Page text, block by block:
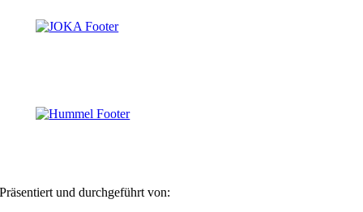
Präsentiert und durchgeführt von: